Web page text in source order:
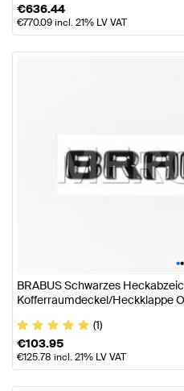
€636.44
€770.09incl. 21% LV VAT
••
BRABUS Schwarzes
Kofferraumdeckel/Heckklappe
(1)
€103.95
€125.78 incl. 21% LV VAT